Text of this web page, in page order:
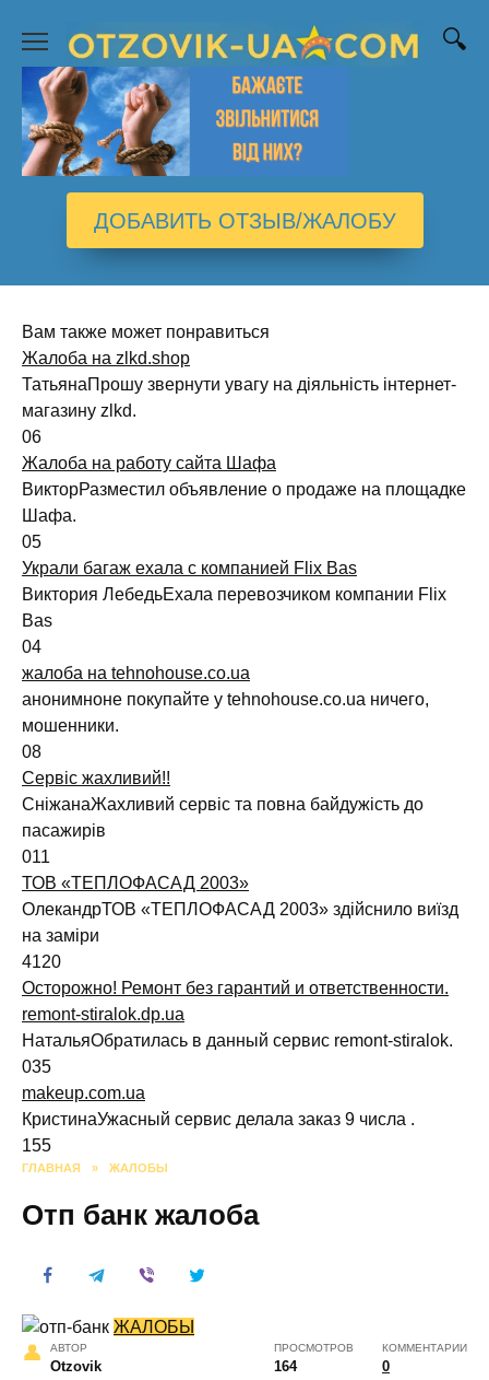
содержанию
ДОБАВИТЬ ОТЗЫВ/ЖАЛОБУ
ГЛАВНАЯ » ЖАЛОБЫ
Отп банк жалоба
ЖАЛОБЫ
АВТОР
Otzovik
ПРОСМОТРОВ
164
КОММЕНТАРИИ
0
Вам также может понравиться
Жалоба на zlkd.shop
ТатьянаПрошу звернути увагу на діяльність інтернет-
магазину zlkd.
06
Жалоба на работу сайта Шафа
ВикторРазместил объявление о продаже на площадке
Шафа.
05
Украли багаж ехала с компанией Flix Bas
Виктория ЛебедьЕхала перевозчиком компании Flix
Bas
04
жалоба на tehnohouse.co.ua
анонимноне покупайте у tehnohouse.co.ua ничего,
мошенники.
08
Сервіс жахливий!!
СніжанаЖахливий сервіс та повна байдужість до
пасажирів
011
ТОВ «ТЕПЛОФАСАД 2003»
ОлекандрТОВ «ТЕПЛОФАСАД 2003» здійснило виїзд
на заміри
4120
Осторожно! Ремонт без гарантий и ответственности.
remont-stiralok.dp.ua
НатальяОбратилась в данный сервис remont-stiralok.
035
makeup.com.ua
КристинаУжасный сервис делала заказ 9 числа .
155